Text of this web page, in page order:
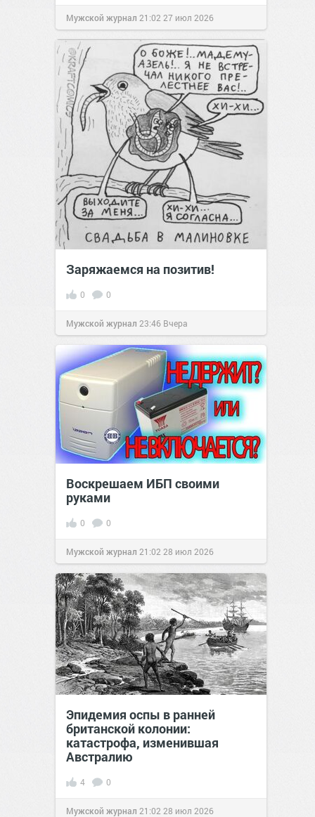
Мужской журнал 21:02 27 июл 2026
Заряжаемся на позитив!
0 0
Мужской журнал 23:46 Вчера
Воскрешаем ИБП своими
руками
0 0
Мужской журнал 21:02 28 июл 2026
Эпидемия оспы в ранней
британской колонии:
катастрофа, изменившая
Австралию
4 0
Мужской журнал 21:02 28 июл 2026